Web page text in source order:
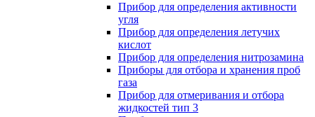
Прибор для определения активности
угля
Прибор для определения летучих
кислот
Прибор для определения нитрозамина
Приборы для отбора и хранения проб
газа
Прибор для отмеривания и отбора
жидкостей тип 3